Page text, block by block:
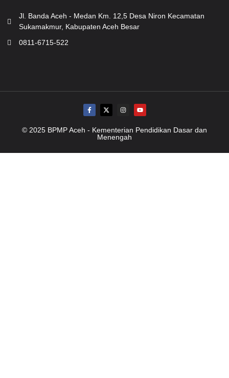
Jl. Banda Aceh - Medan Km. 12,5 Desa Niron Kecamatan
Sukamakmur, Kabupaten Aceh Besar
0811-6715-522
© 2025 BPMP Aceh - Kementerian Pendidikan Dasar dan
Menengah